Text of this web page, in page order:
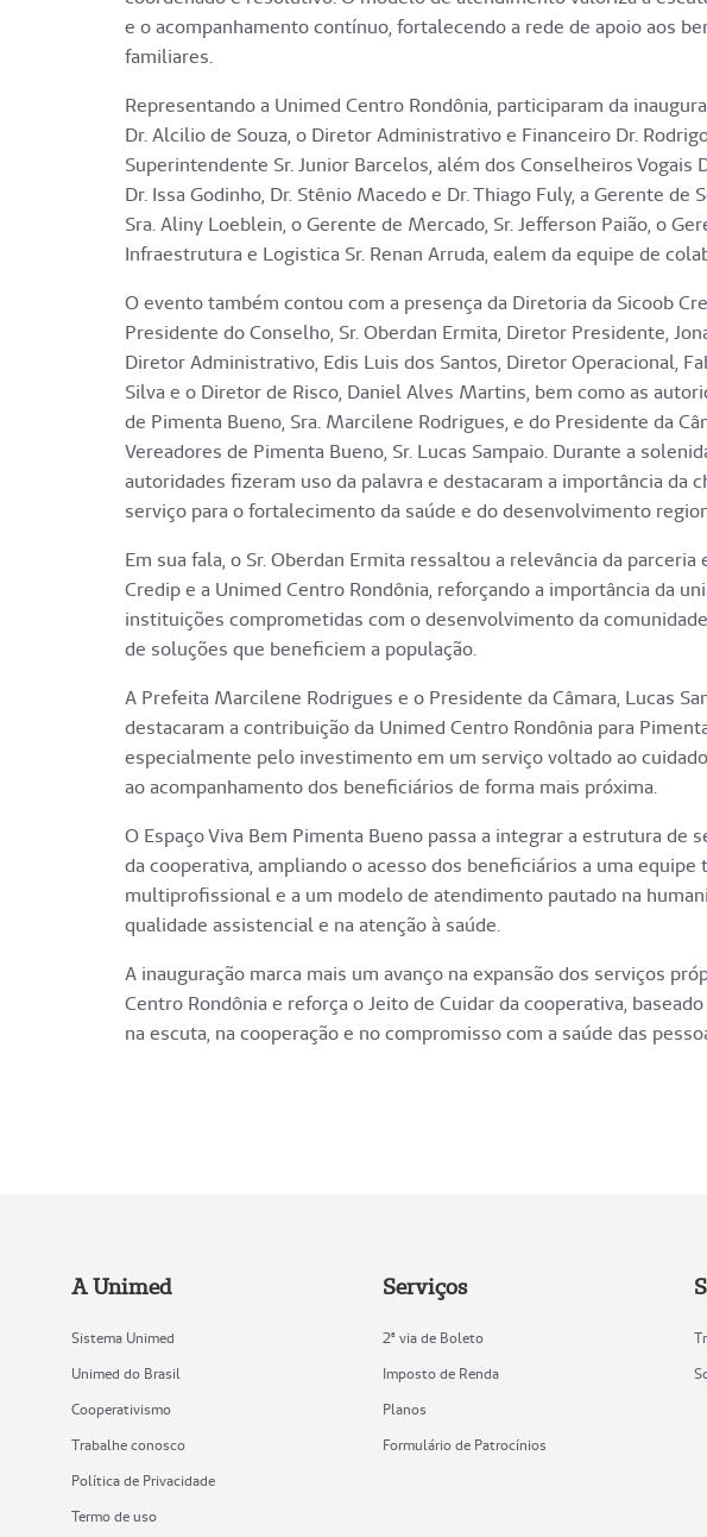
e o acompanhamento contínuo, fortalecendo a rede de apoio aos
familiares.
Representando a Unimed Centro Rondônia, participaram da
Dr. Alcilio de Souza, o Diretor Administrativo e Financeiro Dr.
Superintendente Sr. Junior Barcelos, além dos Conselheiros Vogais
Dr. Issa Godinho, Dr. Stênio Macedo e Dr. Thiago Fuly, a Gerente de
Sra. Aliny Loeblein, o Gerente de Mercado, Sr. Jefferson Paião, o
Infraestrutura e Logistica Sr. Renan Arruda, ealem da equipe de
O evento também contou com a presença da Diretoria da Sicoob
Presidente do Conselho, Sr. Oberdan Ermita, Diretor Presidente,
Diretor Administrativo, Edis Luis dos Santos, Diretor Operacional,
Silva e o Diretor de Risco, Daniel Alves Martins, bem como as
de Pimenta Bueno, Sra. Marcilene Rodrigues, e do Presidente da
Vereadores de Pimenta Bueno, Sr. Lucas Sampaio. Durante a
autoridades fizeram uso da palavra e destacaram a importância da
serviço para o fortalecimento da saúde e do desenvolvimento
Em sua fala, o Sr. Oberdan Ermita ressaltou a relevância da parceria
Credip e a Unimed Centro Rondônia, reforçando a importância da
instituições comprometidas com o desenvolvimento da
de soluções que beneficiem a população.
A Prefeita Marcilene Rodrigues e o Presidente da Câmara, Lucas
destacaram a contribuição da Unimed Centro Rondônia para
especialmente pelo investimento em um serviço voltado ao
ao acompanhamento dos beneficiários de forma mais próxima.
O Espaço Viva Bem Pimenta Bueno passa a integrar a estrutura de
da cooperativa, ampliando o acesso dos beneficiários a uma equipe
multiprofissional e a um modelo de atendimento pautado na
qualidade assistencial e na atenção à saúde.
A inauguração marca mais um avanço na expansão dos serviços
Centro Rondônia e reforça o Jeito de Cuidar da cooperativa,
na escuta, na cooperação e no compromisso com a saúde das
A Unimed
Sistema Unimed
Unimed do Brasil
Cooperativismo
Trabalhe conosco
Política de Privacidade
Termo de uso
Serviços
2ª via de Boleto
Imposto de Renda
Planos
Formulário de Patrocínios